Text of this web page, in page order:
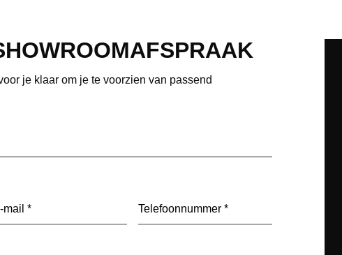
je klaar om je te voorzien van passend